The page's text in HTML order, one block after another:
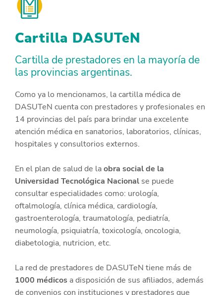
Cartilla DASUTeN
Cartilla de prestadores en la mayoría de
las provincias argentinas.
Como ya lo mencionamos, la cartilla médica de
DASUTeN cuenta con prestadores y profesionales en
14 provincias del país para brindar una excelente
atención médica en sanatorios, laboratorios, clínicas,
hospitales y consultorios externos.
En el plan de salud de laobra social de la
Universidad Tecnológica Nacional se puede
consultar especialidades como: urología,
oftalmología, clínica médica, cardiología,
gastroenterología, traumatología, pediatría,
neumología, psiquiatría, toxicología, oncologia,
diabetologia, nutricion, etc.
La red de prestadores de DASUTeN tiene más de
1000 médicos a disposición de sus afiliados, además
de convenios con instituciones y prestadores que